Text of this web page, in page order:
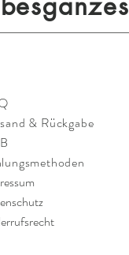
& Rückgabe